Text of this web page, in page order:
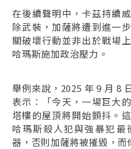
在後續聲明中，卡茲持續
除武裝，加薩將遭到進一
關破壞行動並非出於戰場
哈瑪斯施加政治壓力。
舉例來說，2025 年 9 月 8
表示：「今天，一場巨大
塔樓的屋頂將開始顫抖。
哈瑪斯殺人犯與強暴犯最
器，否則加薩將被摧毀，而